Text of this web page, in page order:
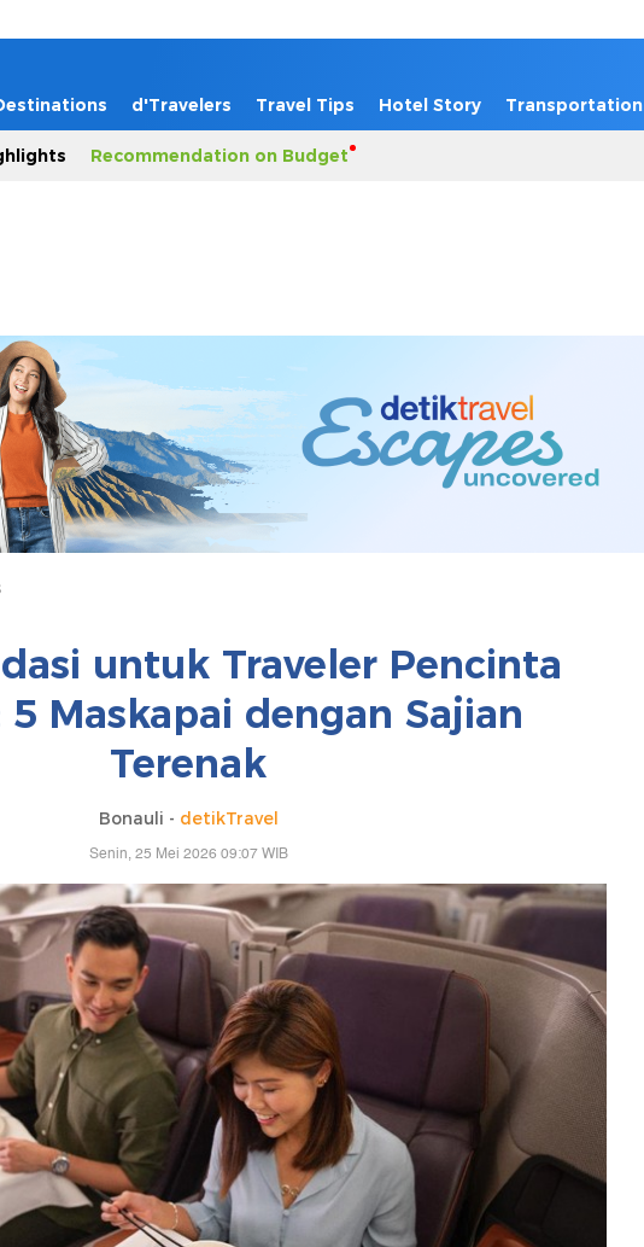
d'Travelers Travel Tips Hotel Story Transportation
Recommendation on Budget
untuk Traveler Pencinta
5 Maskapai dengan Sajian
Terenak
Bonauli - detikTravel
Senin, 25 Mei 2026 09:07 WIB